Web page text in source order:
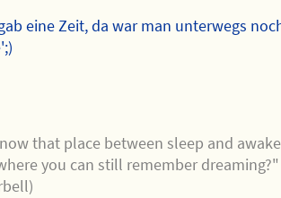
eine Zeit, da war man unterwegs
that place between sleep and
you can still remember dreaming?"